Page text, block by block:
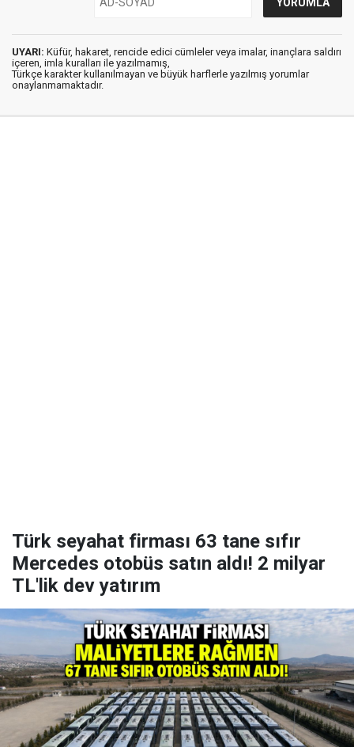
UYARI: Küfür, hakaret, rencide edici cümleler veya imalar, inançlara saldırı
içeren, imla kuralları ile yazılmamış,
Türkçe karakter kullanılmayan ve büyük harflerle yazılmış yorumlar
onaylanmamaktadır.
Türk seyahat firması 63 tane sıfır
Mercedes otobüs satın aldı! 2 milyar
TL'lik dev yatırım